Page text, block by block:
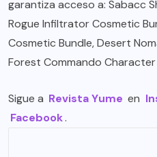
garantiza acceso a: Sabacc
Rogue Infiltrator Cosmetic
Cosmetic Bundle, Desert
Forest Commando Character
Sigue a Revista Yume en
Facebook.